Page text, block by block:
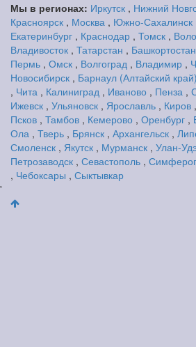
Мы в регионах: Иркутск , Нижний
Красноярск , Москва , Южно-Сахалинск
Екатеринбург , Краснодар , Томск ,
Владивосток , Татарстан , Башкортостан
Пермь , Омск , Волгоград , Владимир ,
Новосибирск , Барнаул (Алтайский край)
, Чита , Калиниград , Иваново , Пенза ,
Ижевск , Ульяновск , Ярославль , Киров ,
Псков , Тамбов , Кемерово , Оренбург ,
Ола , Тверь , Брянск , Архангельск ,
Смоленск , Якутск , Мурманск , Улан-
Петрозаводск , Севастополь ,
, Чебоксары , Сыктывкар
'